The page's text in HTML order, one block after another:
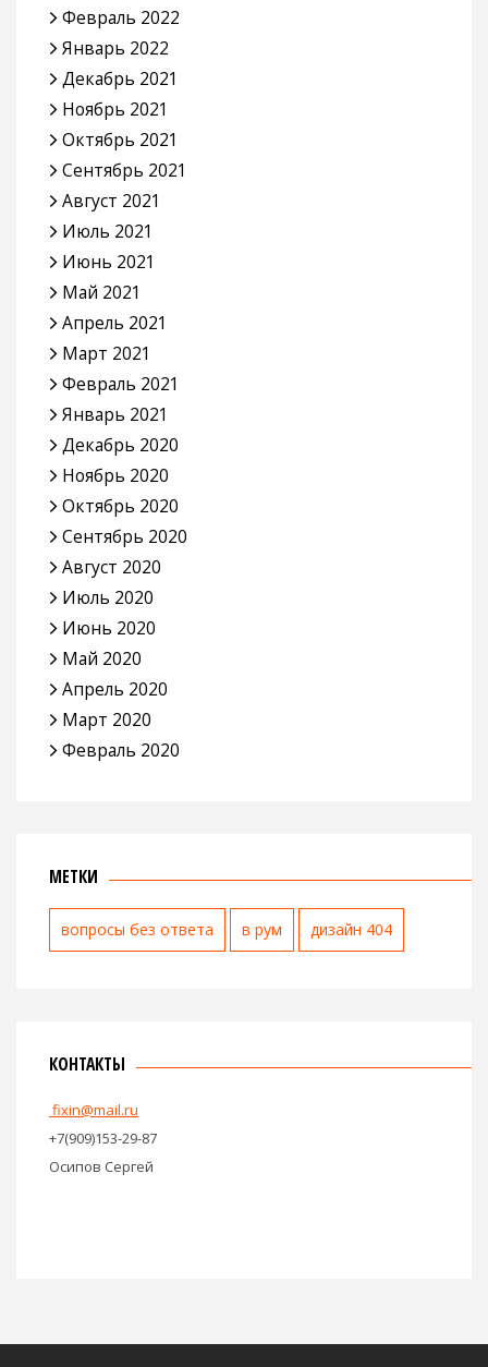
Февраль 2022
Январь 2022
Декабрь 2021
Ноябрь 2021
Октябрь 2021
Сентябрь 2021
Август 2021
Июль 2021
Июнь 2021
Май 2021
Апрель 2021
Март 2021
Февраль 2021
Январь 2021
Декабрь 2020
Ноябрь 2020
Октябрь 2020
Сентябрь 2020
Август 2020
Июль 2020
Июнь 2020
Май 2020
Апрель 2020
Март 2020
Февраль 2020
МЕТКИ
вопросы без ответа в рум дизайн 404
КОНТАКТЫ
fixin@mail.ru
+7(909)153-29-87
Осипов Сергей